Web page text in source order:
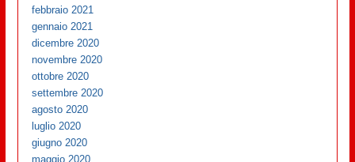
febbraio 2021
gennaio 2021
dicembre 2020
novembre 2020
ottobre 2020
settembre 2020
agosto 2020
luglio 2020
giugno 2020
maggio 2020